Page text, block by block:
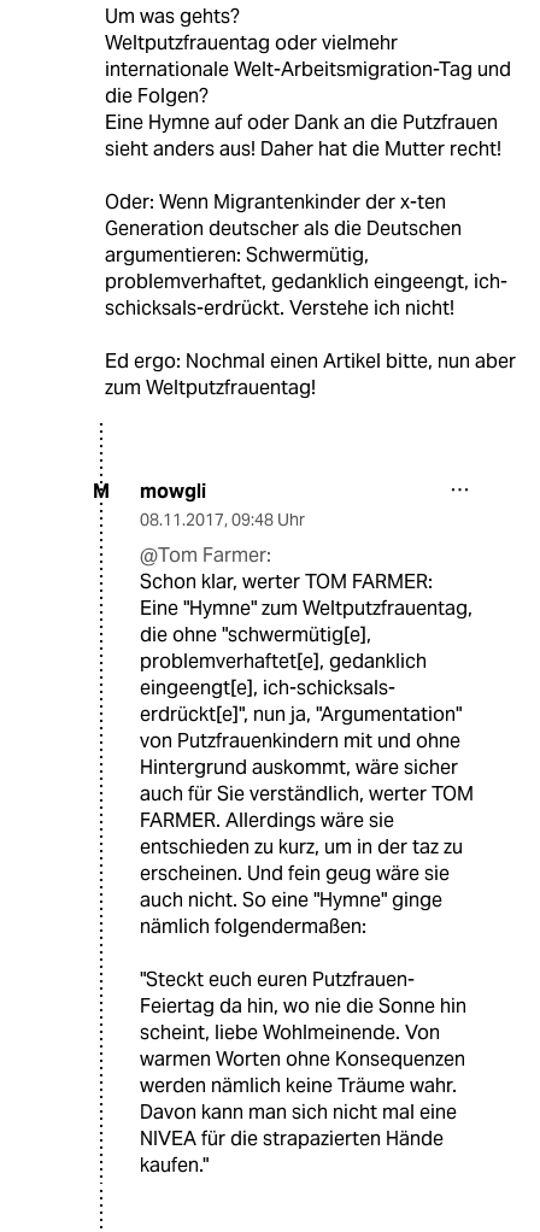
Um was gehts?
Weltputzfrauentag oder vielmehr
internationale Welt-Arbeitsmigration-Tag und
die Folgen?
Eine Hymne auf oder Dank an die Putzfrauen
sieht anders aus! Daher hat die Mutter recht!
Oder: Wenn Migrantenkinder der x-ten
Generation deutscher als die Deutschen
argumentieren: Schwermütig,
problemverhaftet, gedanklich eingeengt, ich-
schicksals-erdrückt. Verstehe ich nicht!
Ed ergo: Nochmal einen Artikel bitte, nun aber
zum Weltputzfrauentag!
M mowgli
08.11.2017, 09:48 Uhr
@Tom Farmer:
Schon klar, werter TOM FARMER:
Eine "Hymne" zum Weltputzfrauentag,
die ohne "schwermütig[e],
problemverhaftet[e], gedanklich
eingeengt[e], ich-schicksals-
erdrückt[e]", nun ja, "Argumentation"
von Putzfrauenkindern mit und ohne
Hintergrund auskommt, wäre sicher
auch für Sie verständlich, werter TOM
FARMER. Allerdings wäre sie
entschieden zu kurz, um in der taz zu
erscheinen. Und fein geug wäre sie
auch nicht. So eine "Hymne" ginge
nämlich folgendermaßen:
"Steckt euch euren Putzfrauen-
Feiertag da hin, wo nie die Sonne hin
scheint, liebe Wohlmeinende. Von
warmen Worten ohne Konsequenzen
werden nämlich keine Träume wahr.
Davon kann man sich nicht mal eine
NIVEA für die strapazierten Hände
kaufen."